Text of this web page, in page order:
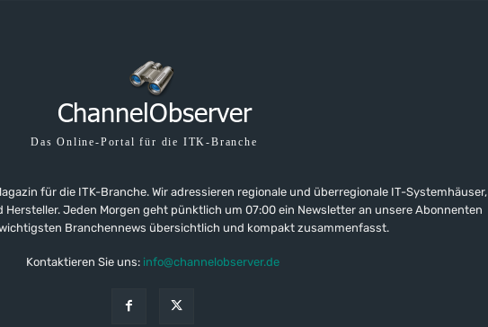
Das Online-Portal für die ITK-Branche
für die ITK-Branche. Wir adressieren regionale und überregionale IT-Systemhäuser,
Hersteller. Jeden Morgen geht pünktlich um 07:00 ein Newsletter an unsere Abonnenten
Branchennews übersichtlich und kompakt zusammenfasst.
Kontaktieren Sie uns: info@channelobserver.de